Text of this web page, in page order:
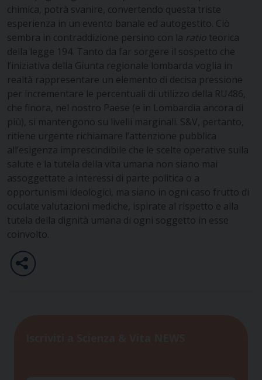
chimica, potrà svanire, convertendo questa triste
esperienza in un evento banale ed autogestito. Ciò
sembra in contraddizione persino con la ratio teorica
della legge 194. Tanto da far sorgere il sospetto che
l’iniziativa della Giunta regionale lombarda voglia in
realtà rappresentare un elemento di decisa pressione
per incrementare le percentuali di utilizzo della RU486,
che finora, nel nostro Paese (e in Lombardia ancora di
più), si mantengono su livelli marginali. S&V, pertanto,
ritiene urgente richiamare l’attenzione pubblica
all’esigenza imprescindibile che le scelte operative sulla
salute e la tutela della vita umana non siano mai
assoggettate a interessi di parte politica o a
opportunismi ideologici, ma siano in ogni caso frutto di
oculate valutazioni mediche, ispirate al rispetto e alla
tutela della dignità umana di ogni soggetto in esse
coinvolto.